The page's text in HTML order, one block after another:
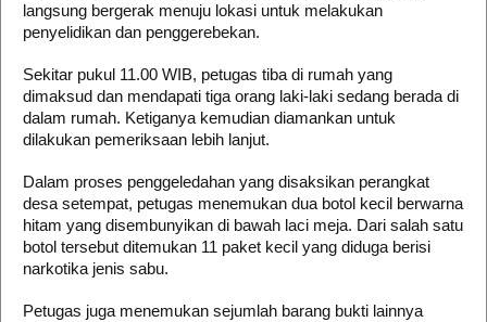
langsung bergerak menuju lokasi untuk melakukan
penyelidikan dan penggerebekan.
Sekitar pukul 11.00 WIB, petugas tiba di rumah yang
dimaksud dan mendapati tiga orang laki-laki sedang berada di
dalam rumah. Ketiganya kemudian diamankan untuk
dilakukan pemeriksaan lebih lanjut.
Dalam proses penggeledahan yang disaksikan perangkat
desa setempat, petugas menemukan dua botol kecil berwarna
hitam yang disembunyikan di bawah laci meja. Dari salah satu
botol tersebut ditemukan 11 paket kecil yang diduga berisi
narkotika jenis sabu.
Petugas juga menemukan sejumlah barang bukti lainnya